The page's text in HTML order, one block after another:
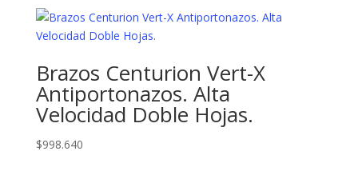
Brazos Centurion Vert-X
Antiportonazos. Alta
Velocidad Doble Hojas.
$998.640